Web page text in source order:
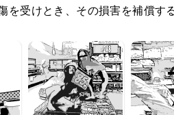
を受けとき、その損害を補償す